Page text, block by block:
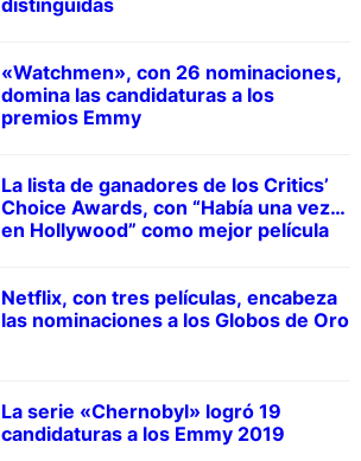
distinguidas
«Watchmen», con 26 nominaciones,
domina las candidaturas a los
premios Emmy
La lista de ganadores de los Critics’
Choice Awards, con “Había una vez…
en Hollywood” como mejor película
Netflix, con tres películas, encabeza
las nominaciones a los Globos de Oro
La serie «Chernobyl» logró 19
candidaturas a los Emmy 2019